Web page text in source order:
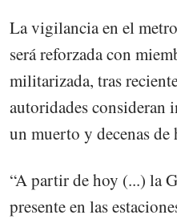
La vigilancia en el
será reforzada con
militarizada, tras
autoridades consideran
un muerto y decenas de
“A partir de hoy (...) la
presente en las